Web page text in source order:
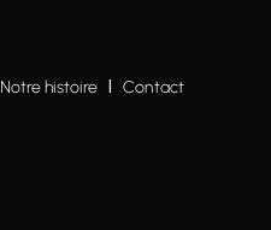
Notre histoire IContact